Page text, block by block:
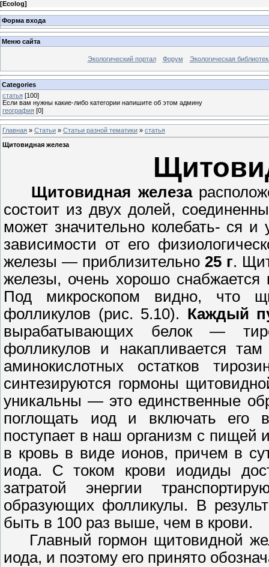
[Ecolog]
Форма входа
Меню сайта
Экологический портал Форум Экологическая
Categories
статья [100]
Если вам нужны какие-либо категории напишите об этом админу
география [0]
Главная » Статьи » Статьи разной тематики » статья
Щитовидная железа
Щитовидная железа
состоит из двух долей,
может значительно колебать- ся
зависимости от его
железы — приблизительно 25 г.
железы, очень хорошо
Под микроскопом видно, что
фолликулов (рис. 5.10). Каждый
вырабатывающих белок —
фолликулов и накапливается
аминокислотных остатков
синтезируются гормоны
уникальны — это единственные
поглощать иод и включать его
поступает в наш организм с пищей
в кровь в виде ионов, причем в
иода. С током крови иодиды
затратой энергии
образующих фолликулы. В
быть в 100 раз выше, чем в крови.
Главный гормон щитовидной
иода, и поэтому его принято